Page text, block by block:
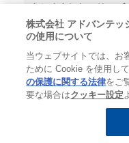
まとめましたシリーズ
タレントマネジメント
株式会社 アドバンテ
の使用について
当ウェブサイトでは、お
ために Cookie を使用し
の保護に関する法律をご
要な場合はクッキー設定